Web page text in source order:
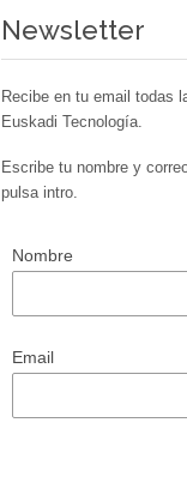
Newsletter
Recibe en tu email todas
Euskadi Tecnología.
Escribe tu nombre y
pulsa intro.
Nombre
Email